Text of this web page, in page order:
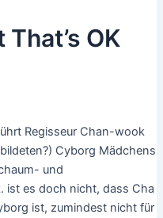
That’s OK
Regisseur Chan-wook
Cyborg Mädchens
und
ist es doch nicht, dass Cha
ist, zumindest nicht für